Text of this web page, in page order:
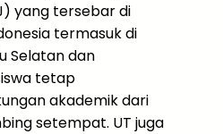
yang tersebar di
termasuk di
Selatan dan
tetap
akademik dari
setempat. UT juga